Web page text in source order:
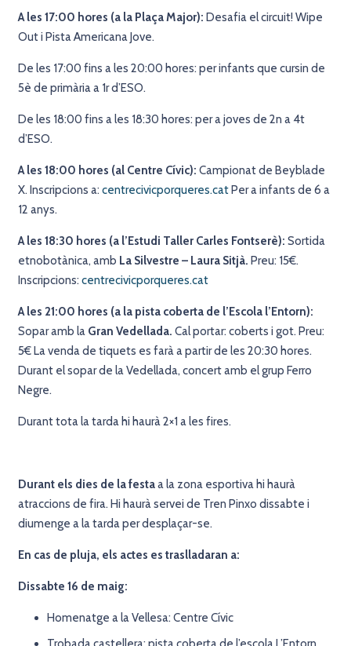
A les 17:00 hores (a la Plaça Major): Desafia el circuit! Wipe
Out i Pista Americana Jove.
De les 17:00 fins a les 20:00 hores: per infants que cursin de
5è de primària a 1r d’ESO.
De les 18:00 fins a les 18:30 hores: per a joves de 2n a 4t
d’ESO.
A les 18:00 hores (al Centre Cívic): Campionat de Beyblade
X. Inscripcions a: centrecivicporqueres.catPer a infants de 6 a
12 anys.
A les 18:30 hores (a l’Estudi Taller Carles Fontserè): Sortida
etnobotànica, amb La Silvestre – Laura Sitjà. Preu: 15€.
Inscripcions: centrecivicporqueres.cat
A les 21:00 hores (a la pista coberta de l’Escola l’Entorn):
Sopar amb la Gran Vedellada. Cal portar: coberts i got. Preu:
5€ La venda de tiquets es farà a partir de les 20:30 hores.
Durant el sopar de la Vedellada, concert amb el grup Ferro
Negre.
Durant tota la tarda hi haurà 2×1 a les fires.
Durant els dies de la festaa la zona esportiva hi haurà
atraccions de fira. Hi haurà servei de Tren Pinxo dissabte i
diumenge a la tarda per desplaçar-se.
En cas de pluja, els actes es traslladaran a:
Dissabte 16 de maig:
Homenatge a la Vellesa: Centre Cívic